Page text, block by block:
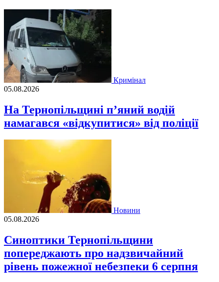
Кримінал
05.08.2026
На Тернопільщині п’яний водій
намагався «відкупитися» від поліції
Новини
05.08.2026
Синоптики Тернопільщини
попереджають про надзвичайний
рівень пожежної небезпеки 6 серпня